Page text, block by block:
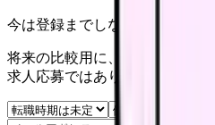
今は登録までしない人向け: 希
将来の比較用に、転職時期と気
求人応募ではありません。